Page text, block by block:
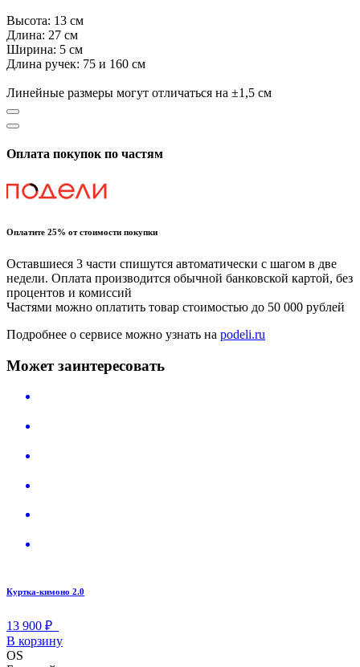
Высота: 13 см
Длина: 27 см
Ширина: 5 см
Длина ручек: 75 и 160 см
Линейные размеры могут отличаться на ±1,5 см
Оплата покупок по частям
Оплатите 25% от стоимости покупки
Оставшиеся 3 части спишутся автоматически с шагом в две
недели. Оплата производится обычной банковской картой, без
процентов и комиссий
Частями можно оплатить товар стоимостью до 50 000 рублей
Подробнее о сервисе можно узнать на podeli.ru
Может заинтересовать
Куртка-кимоно 2.0
13 900 ₽
В корзину
OS